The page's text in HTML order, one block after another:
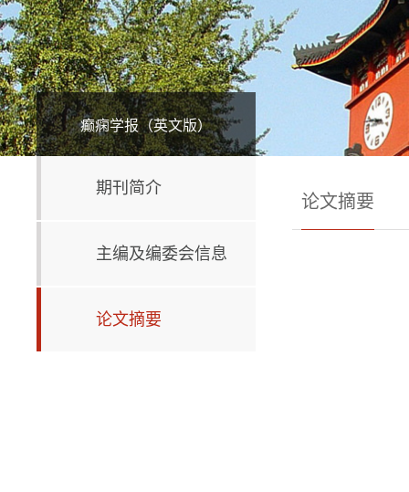
癫痫学报（英文版）
期刊简介
主编及编委会信息
论文摘要
论文摘要